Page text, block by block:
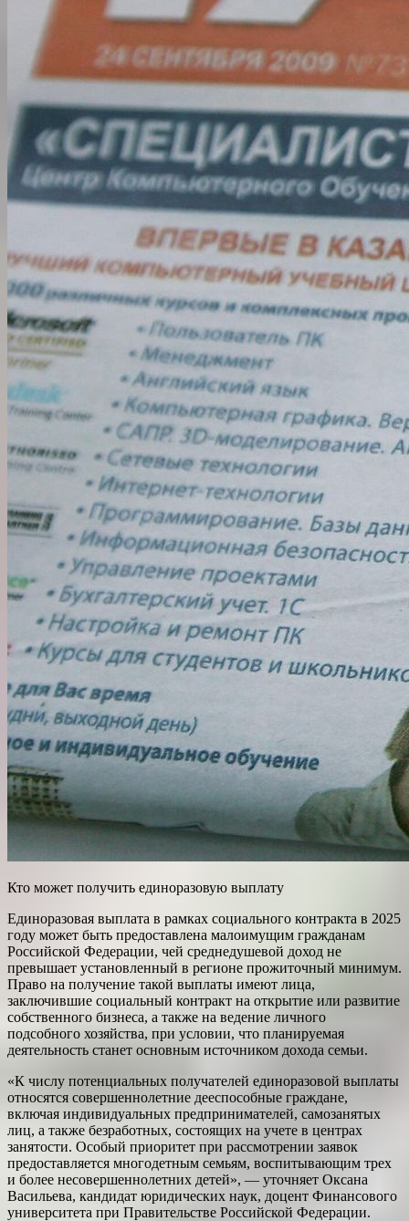
Кто может получить единоразовую выплату
Единоразовая выплата в рамках социального контракта в 2025
году может быть предоставлена малоимущим гражданам
Российской Федерации, чей среднедушевой доход не
превышает установленный в регионе прожиточный минимум.
Право на получение такой выплаты имеют лица,
заключившие социальный контракт на открытие или развитие
собственного бизнеса, а также на ведение личного
подсобного хозяйства, при условии, что планируемая
деятельность станет основным источником дохода семьи.
«К числу потенциальных получателей единоразовой выплаты
относятся совершеннолетние дееспособные граждане,
включая индивидуальных предпринимателей, самозанятых
лиц, а также безработных, состоящих на учете в центрах
занятости. Особый приоритет при рассмотрении заявок
предоставляется многодетным семьям, воспитывающим трех
и более несовершеннолетних детей», — уточняет Оксана
Васильева, кандидат юридических наук, доцент Финансового
университета при Правительстве Российской Федерации.